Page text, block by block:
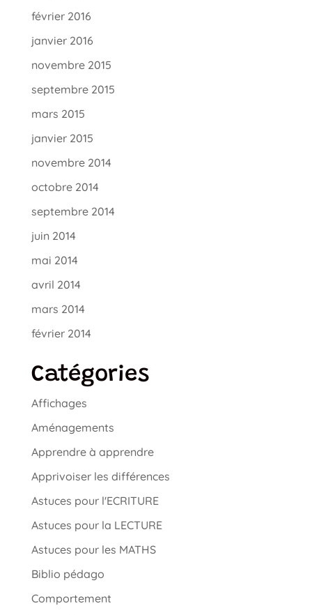
février 2016
janvier 2016
novembre 2015
septembre 2015
mars 2015
janvier 2015
novembre 2014
octobre 2014
septembre 2014
juin 2014
mai 2014
avril 2014
mars 2014
février 2014
Catégories
Affichages
Aménagements
Apprendre à apprendre
Apprivoiser les différences
Astuces pour l'ECRITURE
Astuces pour la LECTURE
Astuces pour les MATHS
Biblio pédago
Comportement